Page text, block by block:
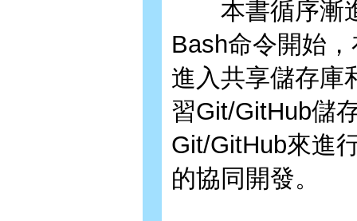
本書循序漸進
Bash命令開始
進入共享儲存庫
習Git/GitHub儲
Git/GitHub來進
的協同開發。